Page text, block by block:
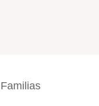
Familias